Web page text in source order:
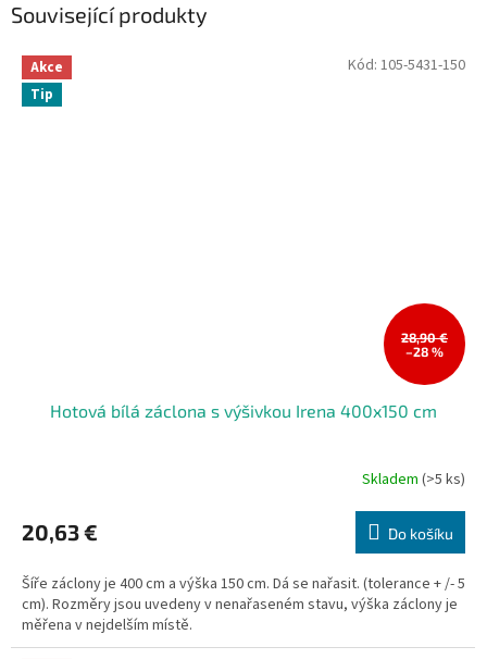
Související produkty
Akce
Tip
28,90 €
–28 %
Hotová bílá záclona s výšivkou Irena 400x150 cm
Skladem (>5 ks)
20,63 € Do košíku
Šíře záclony je 400 cm a výška 150 cm. Dá se nařasit. (tolerance + /- 5
cm). Rozměry jsou uvedeny v nenařaseném stavu, výška záclony je
měřena v nejdelším místě.
Kód: 105-5431-150